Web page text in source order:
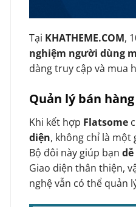
Tại KHATHEME.COM,
nghiệm người dùng
dàng truy cập và mua
Quản lý bán
Khi kết hợp Flatsome
diện, không chỉ là một
Bộ đôi này giúp bạn
Giao diện thân thiện,
nghệ vẫn có thể quản